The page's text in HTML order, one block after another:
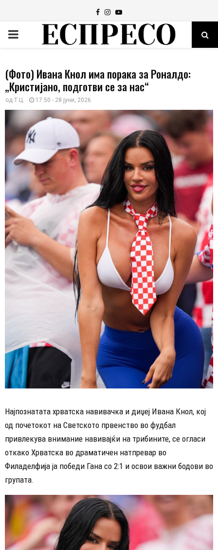
Facebook
Instagram
Youtube
PRIMARY
(Фото) Ивана Кнол има порака за Роналдо:
„Кристијано, подготви се за нас“
од Т.Ц. 17:50 - 28 јуни, 2026
Најпознатата хрватска навивачка и диџеј Ивана Кнол, кој
од почетокот на Светското првенство во фудбал
привлекува внимание навивајќи на трибините, се огласи
откако Хрватска во драматичен натпревар во
Филаделфија ја победи Гана со 2:1 и освои важни бодови во
групата.